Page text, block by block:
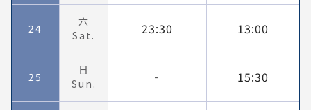
24
六
Sat.
23:30 13:00
25
日
Sun.
- 15:30